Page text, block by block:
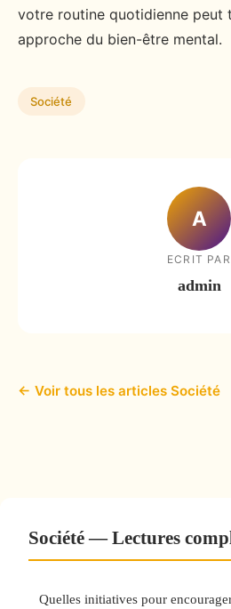
votre routine quotidienne peut
approche du bien-être mental.
Société
A
ECRIT PAR
admin
← Voir tous les articles Société
Société — Lectures
Quelles initiatives pour